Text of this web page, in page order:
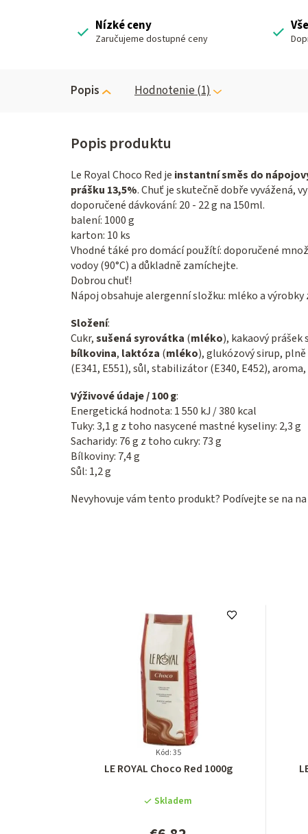
Nízké ceny
Zaručujeme dostupné ceny
Popis Hodnotenie (1)
Le Royal Choco Red je instantní směs do
prášku 13,5%. Chuť je skutečně dobře vyvážená,
doporučené dávkování: 20 - 22 g na 150ml.
balení: 1000 g
karton: 10 ks
Vhodné táké pro domácí použítí: doporučené
vodoy (90°C) a důkladně zamíchejte.
Dobrou chuť!
Nápoj obsahuje alergenní složku: mléko a
Složení:
Cukr,sušená syrovátka (mléko), kakaový prášek
bílkovina, laktóza (mléko), glukózový sirup,
(E341, E551), sůl, stabilizátor (E340, E452),
Výživové údaje / 100 g:
Energetická hodnota: 1 550 kJ / 380 kcal
Tuky: 3,1 g z toho nasycené mastné kyseliny: 2,3 g
Sacharidy: 76 g z toho cukry: 73 g
Bílkoviny: 7,4 g
Sůl: 1,2 g
Nevyhovuje vám tento produkt? Podívejte se na
Kód: 35
Priemerné
produktu
5,0
LE ROYAL Choco Red 1000g
Skladem